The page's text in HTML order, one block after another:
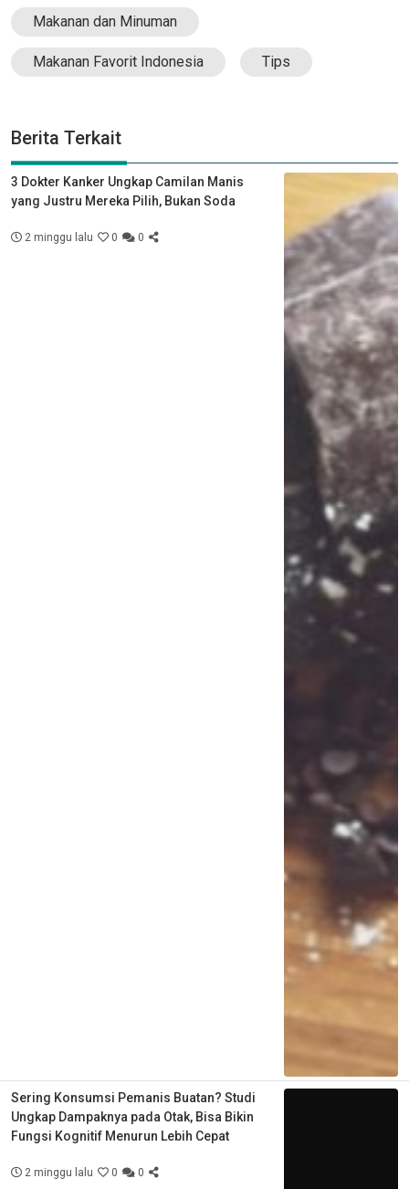
Makanan dan Minuman
Makanan Favorit Indonesia Tips
Berita Terkait
3 Dokter Kanker Ungkap Camilan Manis
yang Justru Mereka Pilih, Bukan Soda
2 minggu lalu 0 0
Sering Konsumsi Pemanis Buatan? Studi
Ungkap Dampaknya pada Otak, Bisa Bikin
Fungsi Kognitif Menurun Lebih Cepat
2 minggu lalu 0 0